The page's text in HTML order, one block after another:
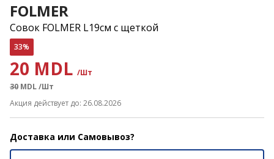
FOLMER
Совок FOLMER L19см с щеткой
33%
20 MDL /Шт
30 MDL/Шт
Акция действует до: 26.08.2026
Доставка или Самовывоз?